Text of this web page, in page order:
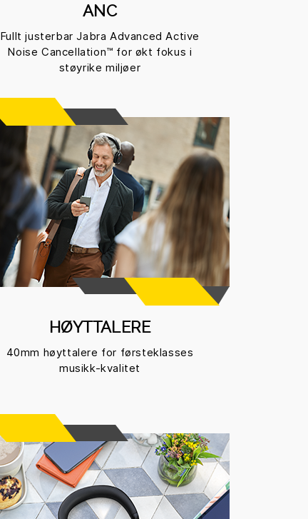
ANC
Fullt justerbar Jabra Advanced Active
Noise Cancellation™ for økt fokus i
støyrike miljøer
HØYTTALERE
40mm høyttalere for førsteklasses
musikk-kvalitet